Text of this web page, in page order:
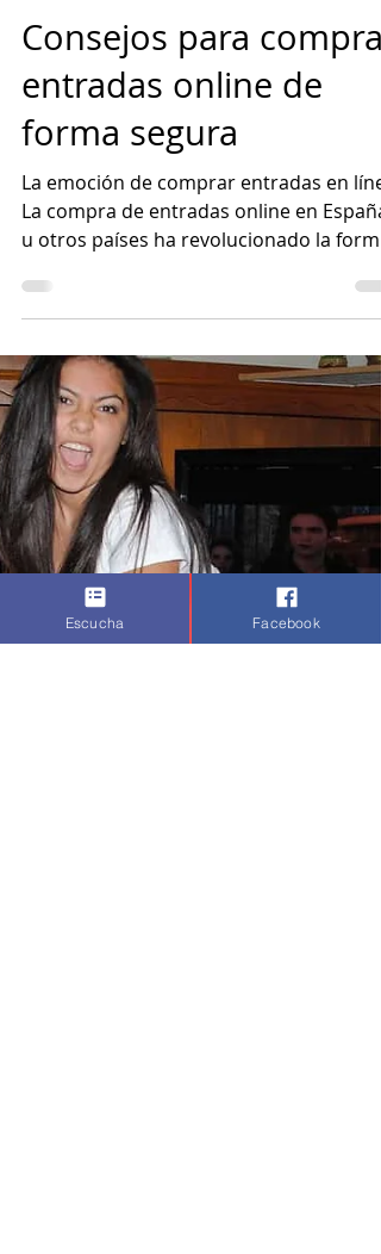
Estado de Trance
7 ago 2023
3 min de lectura
Consejos para comprar
entradas online de
forma segura
La emoción de comprar entradas en
La compra de entradas online en España
u otros países ha revolucionado la forma
en que asistimos...
Escucha Facebook